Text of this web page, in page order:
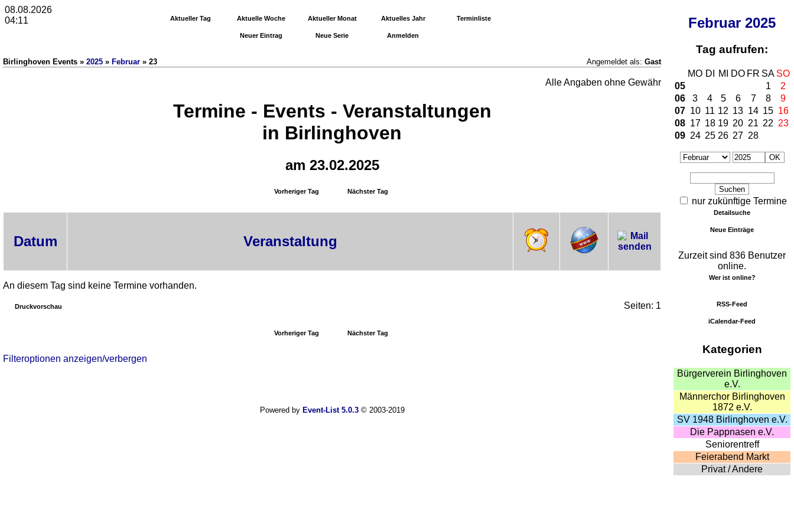
Februar 2025
Tag aufrufen:
MO DI MI DO FR SA SO
05
1
2
06
3 4 5 6 7 8
9
07 10 11 12 13 14 15 16
08 17 18 19 20 21 22 23
09 24 25 26 27 28
nur zukünftige Termine
Detailsuche
Neue Einträge
Zurzeit sind 836 Benutzer
online.
Wer ist online?
RSS-Feed
iCalendar-Feed
Kategorien
Bürgerverein Birlinghoven
e.V.
Männerchor Birlinghoven
1872 e.V.
SV 1948 Birlinghoven e.V.
Die Pappnasen e.V.
Seniorentreff
Feierabend Markt
Privat / Andere
Aktueller Tag Aktuelle Woche Aktueller Monat Aktuelles Jahr Terminliste
Neuer Eintrag Neue Serie Anmelden
Birlinghoven Events » 2025 » Februar » 23 Angemeldet als: Gast
Alle Angaben ohne Gewähr
Termine - Events - Veranstaltungen
in Birlinghoven
am 23.02.2025
Vorheriger Tag Nächster Tag
Datum Veranstaltung
An diesem Tag sind keine Termine vorhanden.
Druckvorschau Seiten: 1
Vorheriger Tag Nächster Tag
Filteroptionen anzeigen/verbergen
Powered by Event-List 5.0.3© 2003-2019
08.08.2026
04:11